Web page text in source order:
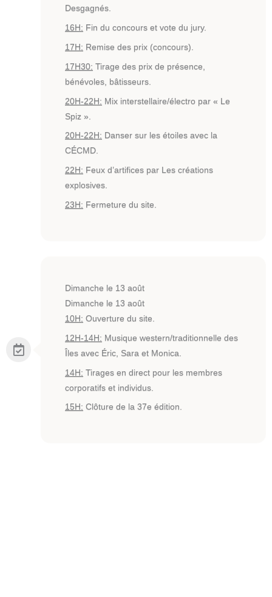
Desgagnés.
16H: Fin du concours et vote du jury.
17H: Remise des prix (concours).
17H30: Tirage des prix de présence,
bénévoles, bâtisseurs.
20H-22H: Mix interstellaire/électro par « Le
Spiz ».
20H-22H: Danser sur les étoiles avec la
CÉCMD.
22H: Feux d’artifices par Les créations
explosives.
23H: Fermeture du site.
Dimanche le 13 août
Dimanche le 13 août
10H: Ouverture du site.
12H-14H: Musique western/traditionnelle des
Îles avec Éric, Sara et Monica.
14H: Tirages en direct pour les membres
corporatifs et individus.
15H: Clôture de la 37e édition.